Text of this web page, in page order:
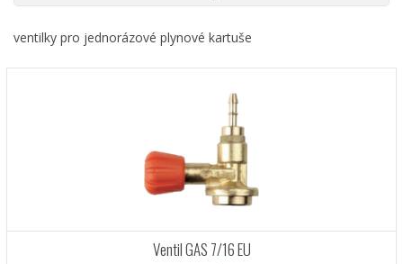
ventilky pro jednorázové plynové kartuše
Ventil GAS 7/16 EU